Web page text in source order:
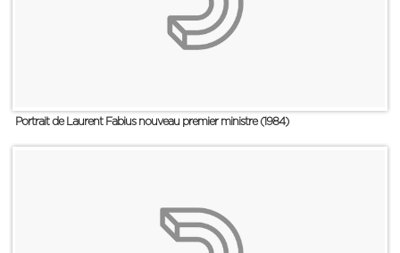
Portrait de Laurent Fabius nouveau premier ministre (1984)